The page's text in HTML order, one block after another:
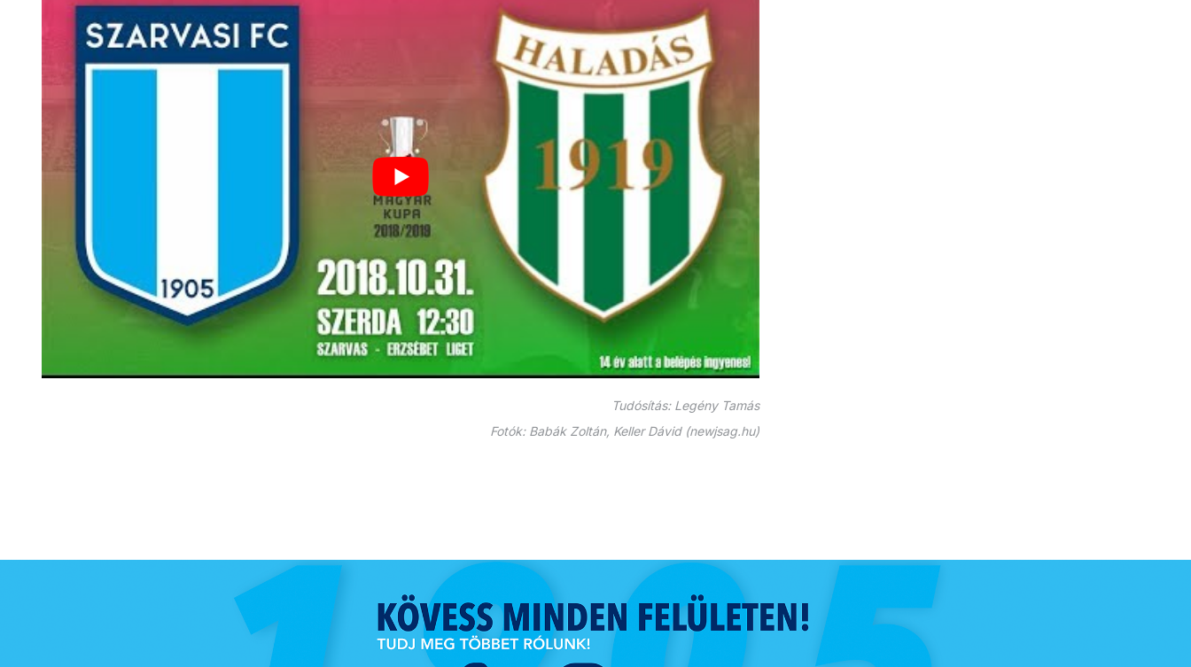
Tudósítás: Legény Tamás
Fotók: Babák Zoltán, Keller Dávid (newjsag.hu)